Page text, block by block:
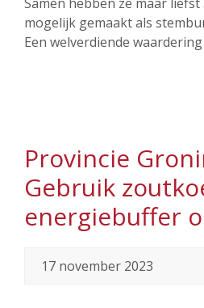
mogelijk gemaakt als
Een welverdiende
Provincie
Gebruik
energiebuffer
17 november 2023